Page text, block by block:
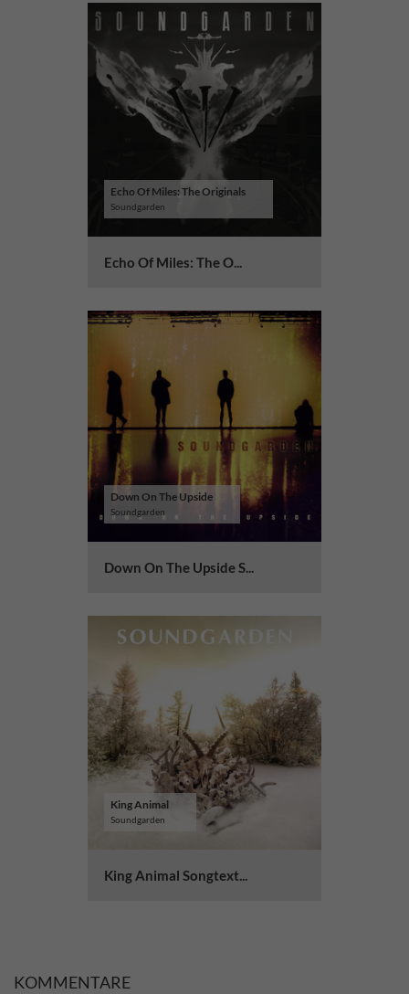
Echo Of Miles: The Originals
Soundgarden
Echo Of Miles: The O...
Down On The Upside
Soundgarden
Down On The Upside S...
King Animal
Soundgarden
King Animal Songtext...
KOMMENTARE